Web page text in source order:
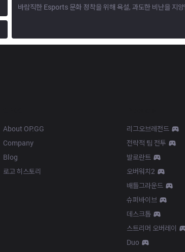
About OP.GG
Company
Blog
로고 히스토리
리그오브레전드
전략적 팀 전투
발로란트
오버워치2
배틀그라운드
슈퍼바이브
데스크톱
스트리머 오버레이
Duo